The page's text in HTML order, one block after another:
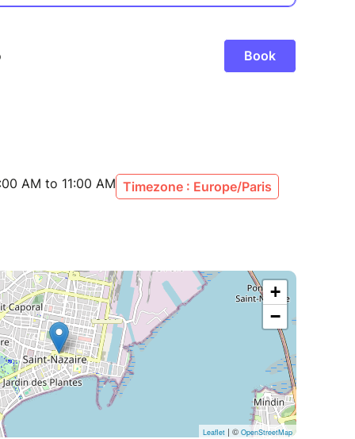
AM to 11:00 AM Timezone : Europe/Paris
+
−
Leaflet | © OpenStreetMap